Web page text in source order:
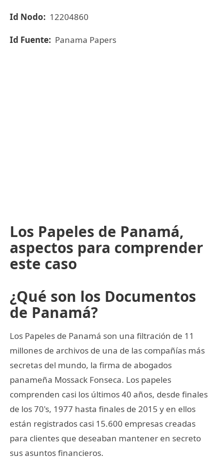
Id Nodo: 12204860
Id Fuente: Panama Papers
Los Papeles de Panamá,
aspectos para comprender
este caso
¿Qué son los Documentos
de Panamá?
Los Papeles de Panamá son una filtración de 11
millones de archivos de una de las compañías más
secretas del mundo, la firma de abogados
panameña Mossack Fonseca. Los papeles
comprenden casi los últimos 40 años, desde finales
de los 70's, 1977 hasta finales de 2015 y en ellos
están registrados casi 15.600 empresas creadas
para clientes que deseaban mantener en secreto
sus asuntos financieros.